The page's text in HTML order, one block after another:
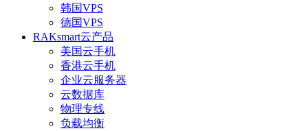
韩国VPS
德国VPS
RAKsmart云产品
美国云手机
香港云手机
企业云服务器
云数据库
物理专线
负载均衡